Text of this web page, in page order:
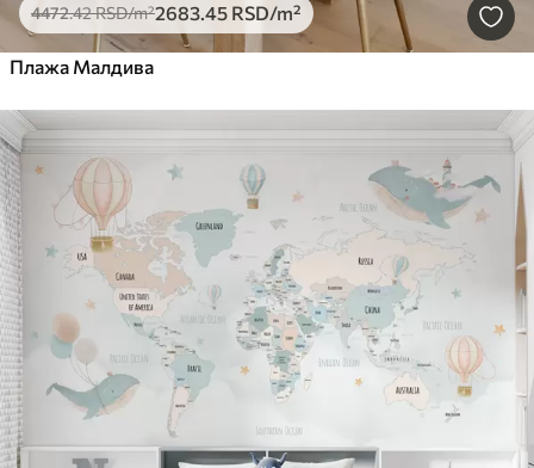
4472.42RSD/m²2683.45 RSD/m²
Плажа Малдива